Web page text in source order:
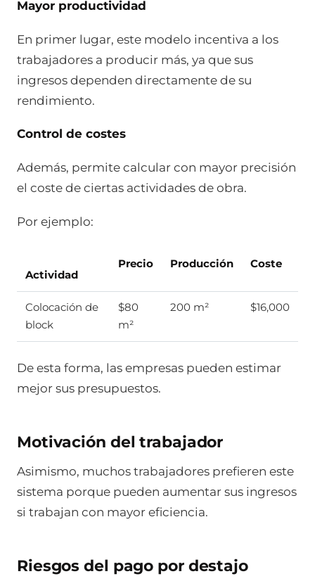
Mayor productividad
En primer lugar, este modelo incentiva a los
trabajadores a producir más, ya que sus
ingresos dependen directamente de su
rendimiento.
Control de costes
Además, permite calcular con mayor precisión
el coste de ciertas actividades de obra.
Por ejemplo:
Actividad
Precio Producción Coste
Colocación de
block
$80
m²
200 m² $16,000
De esta forma, las empresas pueden estimar
mejor sus presupuestos.
Motivación del trabajador
Asimismo, muchos trabajadores prefieren este
sistema porque pueden aumentar sus ingresos
si trabajan con mayor eficiencia.
Riesgos del pago por destajo